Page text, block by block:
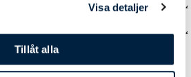
Visa detaljer
Tillåt alla
6,95 6,15
9,35 6,95 6,15